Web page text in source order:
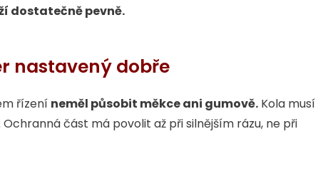
dostatečně pevně.
nastavený dobře
řízení neměl působit měkce ani gumově. Kola musí
část má povolit až při silnějším rázu, ne při